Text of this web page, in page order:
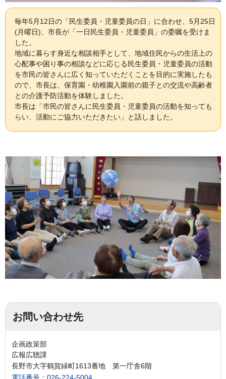
毎年5月12日の「民生委員・児童委員の日」に合わせ、5月25日
(月曜日)、市長が「一日民生委員・児童委員」の委嘱を受けま
した。
地域に暮らす身近な相談相手として、地域住民からの生活上の
心配事や困り事の相談などに応じる民生委員・児童委員の活動
を市民の皆さんに広く知っていただくことを目的に実施したも
ので、市長は、保育園・幼稚園入園前の親子との交流や高齢者
との介護予防活動を体験しました。
市長は「市民の皆さんに民生委員・児童委員の活動を知っても
らい、活動にご協力いただきたい」と話しました。
お問い合わせ先
企画政策部
広報広聴課
長野市大字鶴賀緑町1613番地 第一庁舎6階
電話番号：026-224-5004